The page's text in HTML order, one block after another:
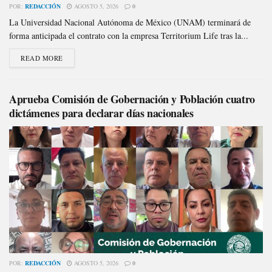
POR: REDACCIÓN AGOSTO 5, 2026 0
La Universidad Nacional Autónoma de México (UNAM) terminará de
forma anticipada el contrato con la empresa Territorium Life tras la...
READ MORE
Aprueba Comisión de Gobernación y Población cuatro
dictámenes para declarar días nacionales
POR: REDACCIÓN AGOSTO 5, 2026 0